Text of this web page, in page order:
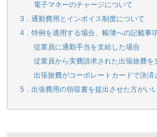
電子マネーのチャージについて
3．通勤費用とインボイス制度について
4．特例を適用する場合、帳簿への記載事
従業員に通勤手当を支給した場合
従業員から実費請求された出張旅費を
出張旅費がコーポレートカードで決済
5．出張費用の領収書を提出させた方がい